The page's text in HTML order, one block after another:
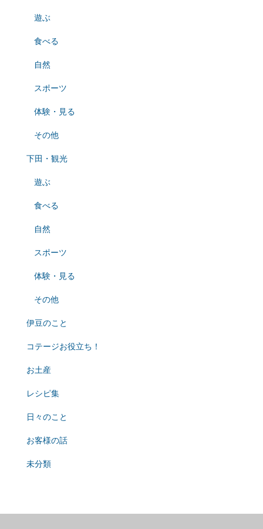
遊ぶ
食べる
自然
スポーツ
体験・見る
その他
下田・観光
遊ぶ
食べる
自然
スポーツ
体験・見る
その他
伊豆のこと
コテージお役立ち！
お土産
レシピ集
日々のこと
お客様の話
未分類